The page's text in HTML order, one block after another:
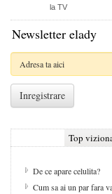
la TV
Newsletter elady
Top
De ce apare celulita?
Cum sa ai un par fara